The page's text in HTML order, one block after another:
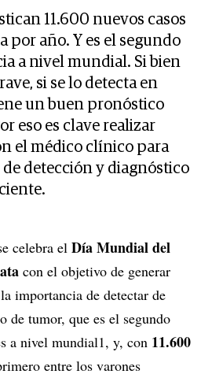
11.600 nuevos casos
por año. Y es el segundo
a nivel mundial. Si bien
si se lo detecta en
un buen pronóstico
eso es clave realizar
el médico clínico para
detección y diagnóstico
celebra el Día Mundial del
con el objetivo de generar
importancia de detectar de
de tumor, que es el segundo
a nivel mundial1, y, con 11.600
entre los varones